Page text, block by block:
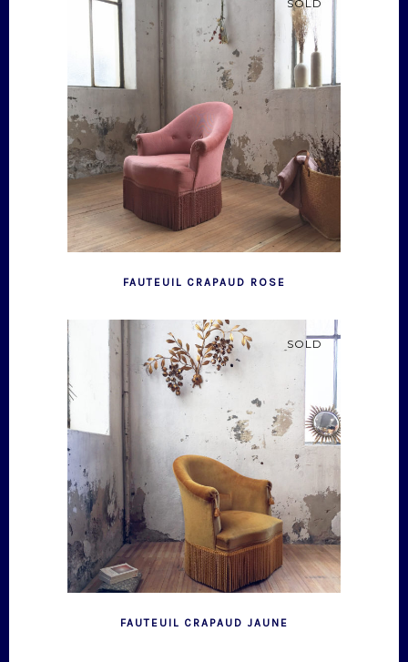
SOLD
FAUTEUIL CRAPAUD ROSE
SOLD
FAUTEUIL CRAPAUD JAUNE